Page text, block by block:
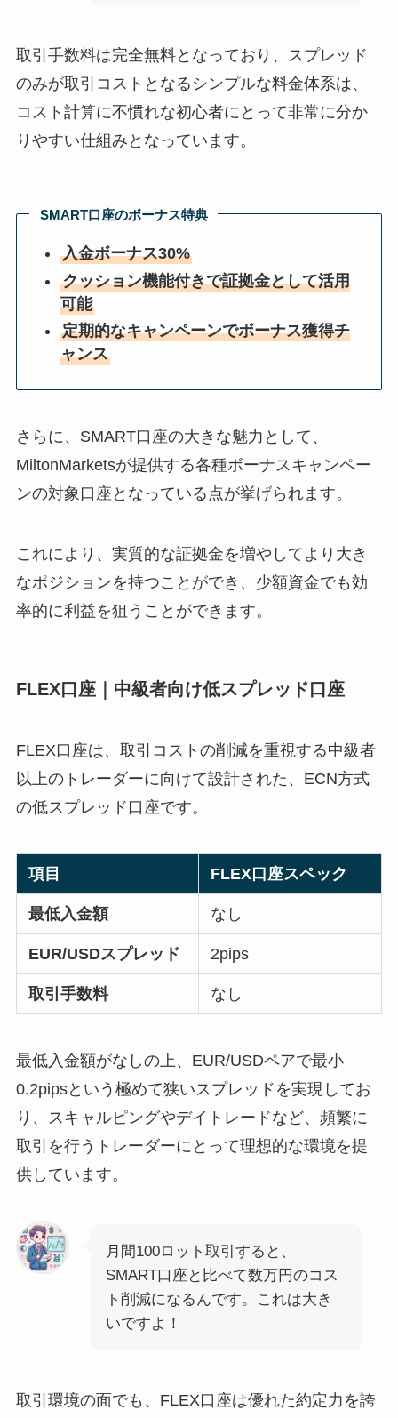
取引手数料は完全無料となっており、スプレッド
のみが取引コストとなるシンプルな料金体系は、
コスト計算に不慣れな初心者にとって非常に分か
りやすい仕組みとなっています。
SMART口座のボーナス特典
入金ボーナス30%
クッション機能付きで証拠金として活用
可能
定期的なキャンペーンでボーナス獲得チ
ャンス
さらに、SMART口座の大きな魅力として、
MiltonMarketsが提供する各種ボーナスキャンペー
ンの対象口座となっている点が挙げられます。
これにより、実質的な証拠金を増やしてより大き
なポジションを持つことができ、少額資金でも効
率的に利益を狙うことができます。
FLEX口座｜中級者向け低スプレッド口座
FLEX口座は、取引コストの削減を重視する中級者
以上のトレーダーに向けて設計された、ECN方式
の低スプレッド口座です。
項目 FLEX口座スペック
最低入金額 なし
EUR/USDスプレッド 2pips
取引手数料 なし
最低入金額がなしの上、EUR/USDペアで最小
0.2pipsという極めて狭いスプレッドを実現してお
り、スキャルピングやデイトレードなど、頻繁に
取引を行うトレーダーにとって理想的な環境を提
供しています。
月間100ロット取引すると、
SMART口座と比べて数万円のコス
ト削減になるんです。これは大き
いですよ！
取引環境の面でも、FLEX口座は優れた約定力を誇